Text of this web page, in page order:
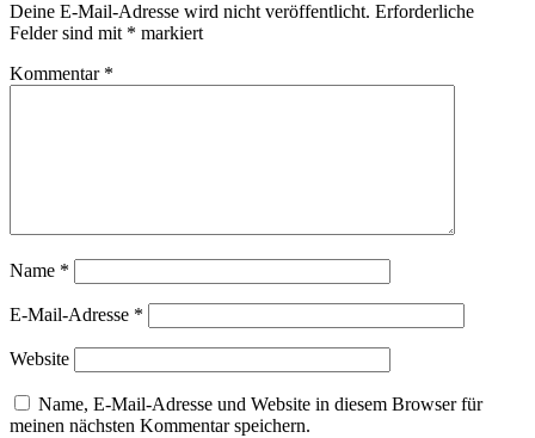
Deine E-Mail-Adresse wird nicht veröffentlicht. Erforderliche
Felder sind mit * markiert
Kommentar *
Name *
E-Mail-Adresse *
Website
Name, E-Mail-Adresse und Website in diesem Browser für
meinen nächsten Kommentar speichern.